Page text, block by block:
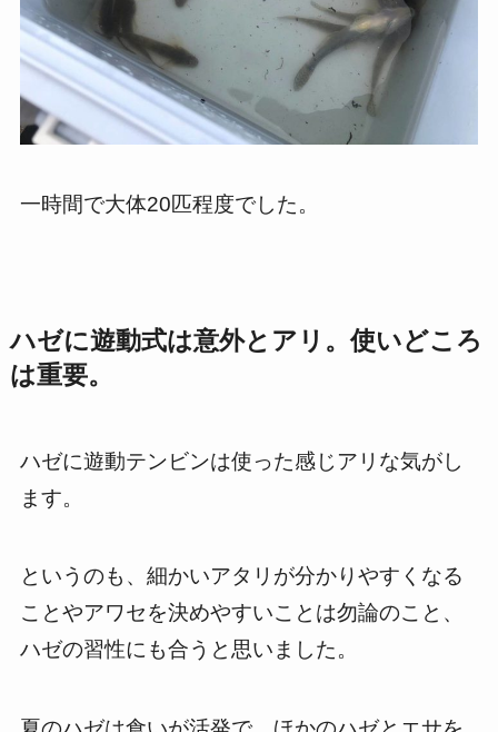
一時間で大体20匹程度でした。
ハゼに遊動式は意外とアリ。使いどころ
は重要。
ハゼに遊動テンビンは使った感じアリな気がし
ます。
というのも、細かいアタリが分かりやすくなる
ことやアワセを決めやすいことは勿論のこと、
ハゼの習性にも合うと思いました。